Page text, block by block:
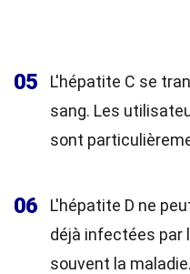
05
L'hépatite C se
sang. Les
sont
06
L'hépatite D ne
déjà infectées par
souvent la maladie.